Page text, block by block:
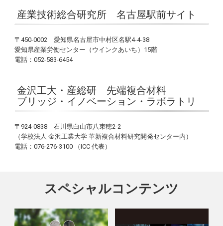
産業技術総合研究所 名古屋駅前サイト
〒450-0002 愛知県名古屋市中村区名駅4-4-38
愛知県産業労働センター（ウインクあいち）15階
電話：052-583-6454
金沢工大・産総研 先端複合材料
ブリッジ・イノベーション・ラボラトリ
〒924-0838 石川県白山市八束穂2-2
（学校法人 金沢工業大学 革新複合材料研究開発センター内）
電話：076-276-3100 （ICC 代表）
スペシャルコンテンツ